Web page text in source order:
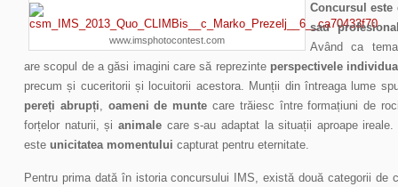
www.imsphotocontest.com
Concursul
sau
Având ca
are scopul de a găsi imagini care să reprezinte perspectivele
precum și cuceritorii și locuitorii acestora. Munții din întreaga lume
pereți abrupți, oameni de munte care trăiesc între formațiuni de
forțelor naturii, și animalecare s-au adaptat la situații aproape
este unicitatea momentului capturat pentru eternitate.
Pentru prima dată în istoria concursului IMS, există două categorii de